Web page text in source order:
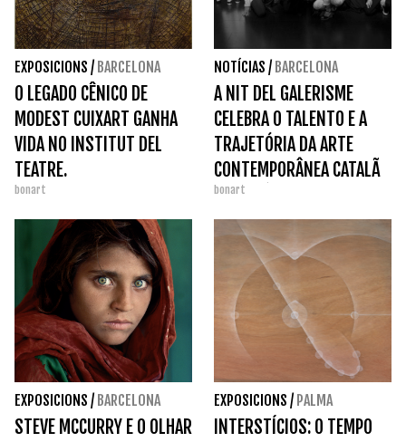
EXPOSICIONS / BARCELONA
O LEGADO CÊNICO DE
MODEST CUIXART GANHA
VIDA NO INSTITUT DEL
TEATRE.
bonart
NOTÍCIAS / BARCELONA
A NIT DEL GALERISME
CELEBRA O TALENTO E A
TRAJETÓRIA DA ARTE
CONTEMPORÂNEA CATALÃ
NOS PRÉMIOS GAC 2026.
bonart
EXPOSICIONS / BARCELONA
STEVE MCCURRY E O OLHAR
EXPOSICIONS / PALMA
INTERSTÍCIOS: O TEMPO